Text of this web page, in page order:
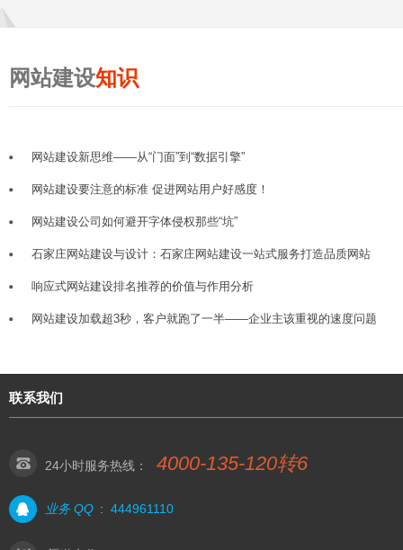
网站建设知识
网站建设新思维——从“门面”到“数据引擎”
网站建设要注意的标准 促进网站用户好感度！
网站建设公司如何避开字体侵权那些“坑”
石家庄网站建设与设计：石家庄网站建设一站式服务打造品质网站
响应式网站建设排名推荐的价值与作用分析
网站建设加载超3秒，客户就跑了一半——企业主该重视的速度问题
联系我们
24小时服务热线： 4000-135-120转6
业务 QQ : 444961110